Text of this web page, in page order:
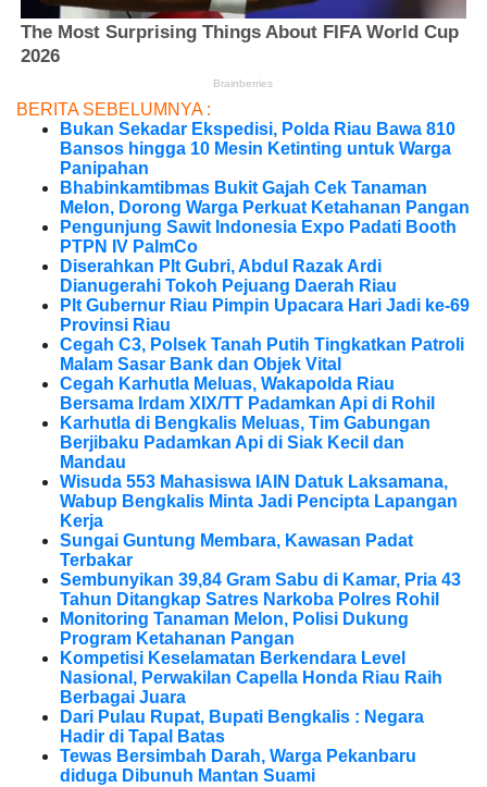
BERITA SEBELUMNYA :
Bukan Sekadar Ekspedisi, Polda Riau Bawa 810
Bansos hingga 10 Mesin Ketinting untuk Warga
Panipahan
Bhabinkamtibmas Bukit Gajah Cek Tanaman
Melon, Dorong Warga Perkuat Ketahanan Pangan
Pengunjung Sawit Indonesia Expo Padati Booth
PTPN IV PalmCo
Diserahkan Plt Gubri, Abdul Razak Ardi
Dianugerahi Tokoh Pejuang Daerah Riau
Plt Gubernur Riau Pimpin Upacara Hari Jadi ke-69
Provinsi Riau
Cegah C3, Polsek Tanah Putih Tingkatkan Patroli
Malam Sasar Bank dan Objek Vital
Cegah Karhutla Meluas, Wakapolda Riau
Bersama Irdam XIX/TT Padamkan Api di Rohil
Karhutla di Bengkalis Meluas, Tim Gabungan
Berjibaku Padamkan Api di Siak Kecil dan
Mandau
Wisuda 553 Mahasiswa IAIN Datuk Laksamana,
Wabup Bengkalis Minta Jadi Pencipta Lapangan
Kerja
Sungai Guntung Membara, Kawasan Padat
Terbakar
Sembunyikan 39,84 Gram Sabu di Kamar, Pria 43
Tahun Ditangkap Satres Narkoba Polres Rohil
Monitoring Tanaman Melon, Polisi Dukung
Program Ketahanan Pangan
Kompetisi Keselamatan Berkendara Level
Nasional, Perwakilan Capella Honda Riau Raih
Berbagai Juara
Dari Pulau Rupat, Bupati Bengkalis : Negara
Hadir di Tapal Batas
Tewas Bersimbah Darah, Warga Pekanbaru
diduga Dibunuh Mantan Suami